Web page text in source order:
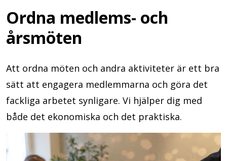
Ordna medlems- och
årsmöten
Att ordna möten och andra aktiviteter är ett bra
sätt att engagera medlemmarna och göra det
fackliga arbetet synligare. Vi hjälper dig med
både det ekonomiska och det praktiska.